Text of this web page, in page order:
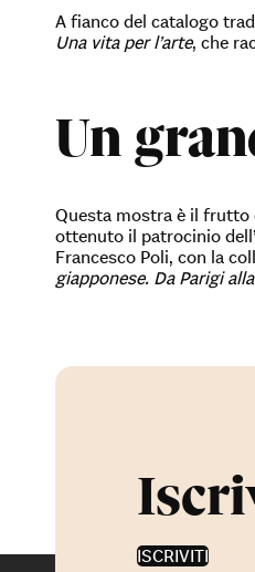
A fianco del catalogo
Una vita per l’arte, che
Un
Questa mostra è il frutto
ottenuto il patrocinio
Francesco Poli, con la
giapponese. Da Parigi
ISCRIVITI